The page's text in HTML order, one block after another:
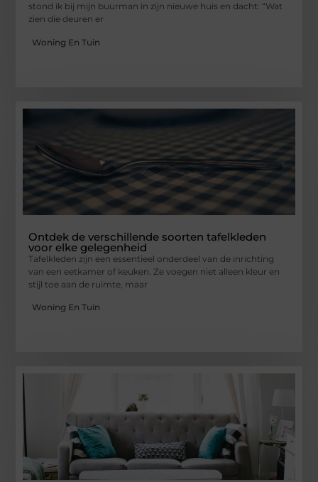
stond ik bij mijn buurman in zijn nieuwe huis en dacht: “Wat
zien die deuren er
Woning En Tuin
Ontdek de verschillende soorten tafelkleden
voor elke gelegenheid
Tafelkleden zijn een essentieel onderdeel van de inrichting
van een eetkamer of keuken. Ze voegen niet alleen kleur en
stijl toe aan de ruimte, maar
Woning En Tuin